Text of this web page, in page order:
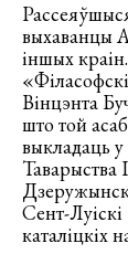
выхаванцы
іншых
Вінцэнта
што той
выкладаць
Таварыства
Сент-Луіскі
каталіцкіх